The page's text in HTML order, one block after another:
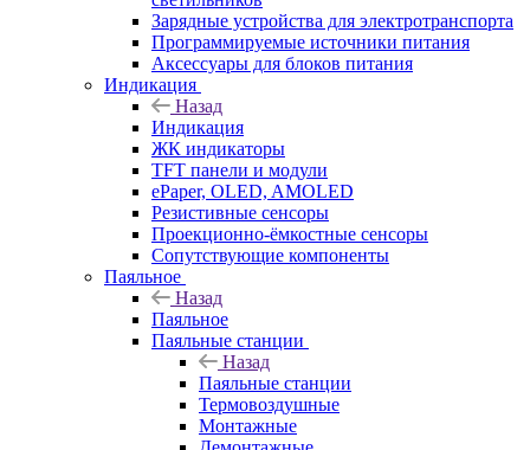
Зарядные устройства для электротранспорта
Программируемые источники питания
Аксессуары для блоков питания
Индикация
Назад
Индикация
ЖК индикаторы
TFT панели и модули
ePaper, OLED, AMOLED
Резистивные сенсоры
Проекционно-ёмкостные сенсоры
Сопутствующие компоненты
Паяльное
Назад
Паяльное
Паяльные станции
Назад
Паяльные станции
Термовоздушные
Монтажные